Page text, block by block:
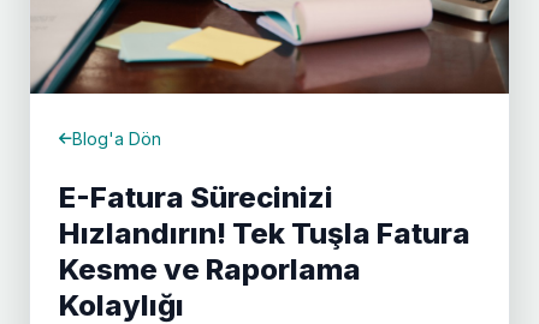
Blog'a Dön
E-Fatura Sürecinizi
Hızlandırın! Tek Tuşla Fatura
Kesme ve Raporlama
Kolaylığı